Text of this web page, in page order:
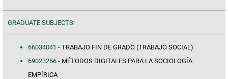
GRADUATE SUBJECTS:
66034041 - TRABAJO FIN DE GRADO (TRABAJO SOCIAL)
69023256 - MÉTODOS DIGITALES PARA LA SOCIOLOGÍA
EMPÍRICA